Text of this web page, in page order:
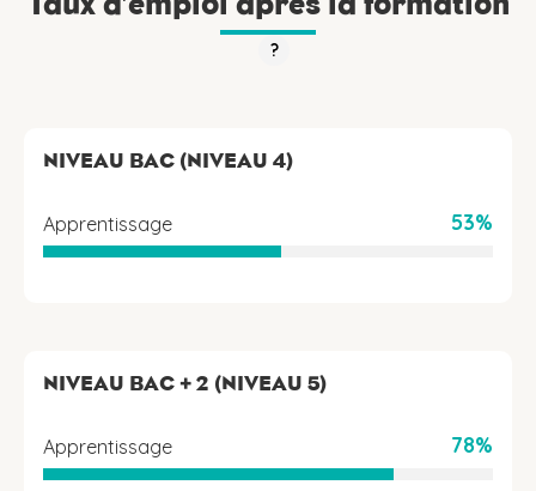
?
NIVEAU BAC (NIVEAU 4)
Apprentissage 53%
NIVEAU BAC + 2 (NIVEAU 5)
Apprentissage 78%